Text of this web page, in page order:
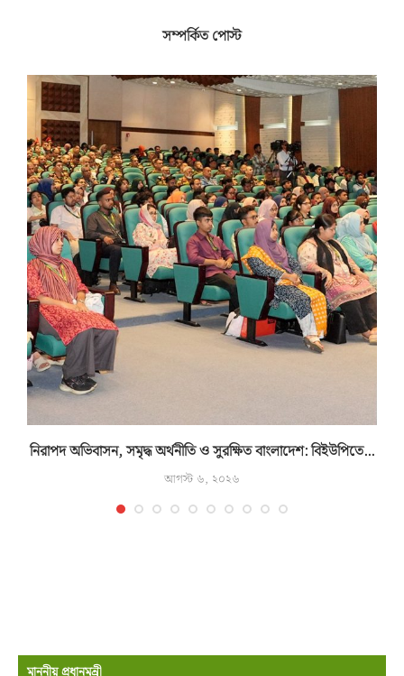
সম্পর্কিত পোস্ট
নিরাপদ অভিবাসন, সমৃদ্ধ অর্থনীতি ও সুরক্ষিত বাংলাদেশ: বিইউপিতে...
আগস্ট ৬, ২০২৬